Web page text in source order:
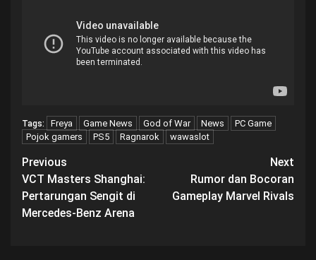
Tags: Freya Game News God of War News
PC Game
Pojok gamers
PS5 Ragnarok wawaslot
Post
navigation
Previous
VCT Masters Shanghai:
Pertarungan Sengit di
Mercedes-Benz Arena
Next
Rumor dan Bocoran
Gameplay Marvel Rivals